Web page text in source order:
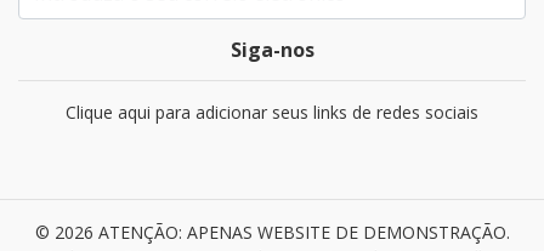
Siga-nos
Clique aqui para adicionar seus links de redes sociais
© 2026 ATENÇÃO: APENAS WEBSITE DE DEMONSTRAÇÃO.